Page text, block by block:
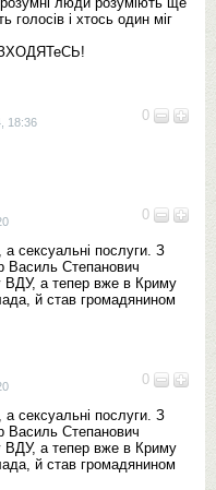
голосів і хтось один міг
0
18:36
0
сексуальнi послуги. З
Василь Степанович
ВДУ, а тепер вже в Криму
й став громадянином
0
сексуальнi послуги. З
Василь Степанович
ВДУ, а тепер вже в Криму
й став громадянином